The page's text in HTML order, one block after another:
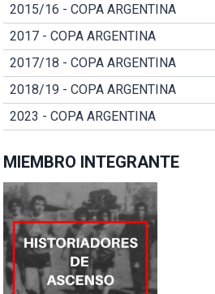
2015/16 - COPA ARGENTINA
2017 - COPA ARGENTINA
2017/18 - COPA ARGENTINA
2018/19 - COPA ARGENTINA
2023 - COPA ARGENTINA
MIEMBRO INTEGRANTE